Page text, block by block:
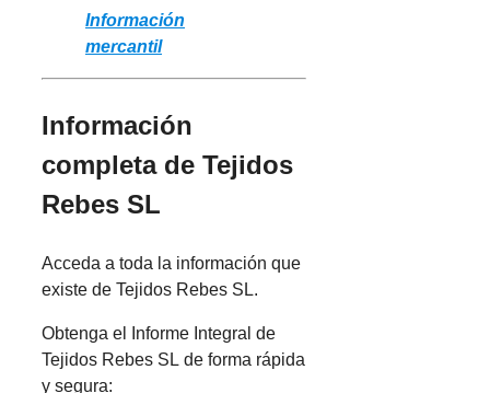
Información
mercantil
Información
completa de Tejidos
Rebes SL
Acceda a toda la información que
existe de Tejidos Rebes SL.
Obtenga el Informe Integral de
Tejidos Rebes SL de forma rápida
y segura: